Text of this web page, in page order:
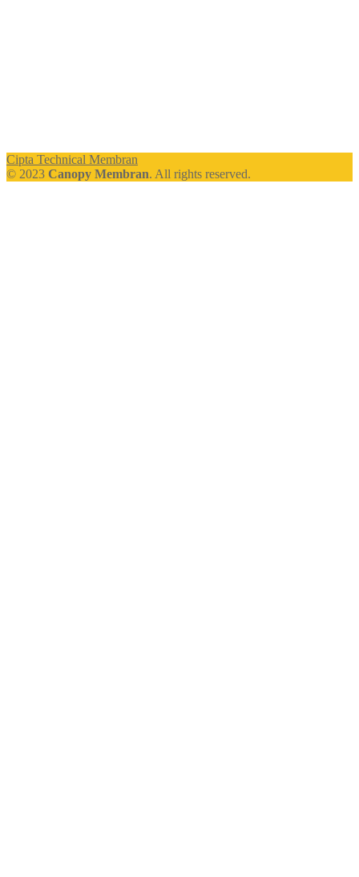
Cipta Technical Membran
© 2023 Canopy Membran. All rights reserved.